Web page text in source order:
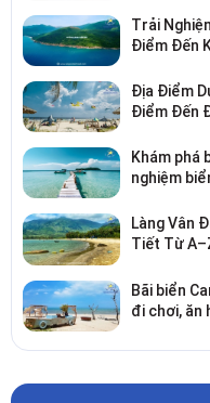
Trải
Điểm Đến
Địa Điểm
Điểm Đến
Khám phá
nghiệm
Làng Vân
Tiết Từ
Bãi biển
đi chơi, ăn